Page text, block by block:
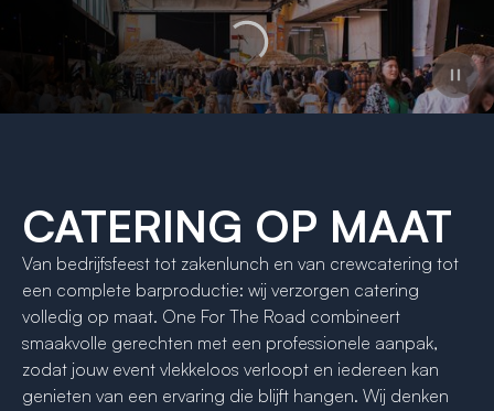
CATERING OP MAAT
Van bedrijfsfeest tot zakenlunch en van crewcatering tot
een complete barproductie: wij verzorgen catering
volledig op maat. One For The Road combineert
smaakvolle gerechten met een professionele aanpak,
zodat jouw event vlekkeloos verloopt en iedereen kan
genieten van een ervaring die blijft hangen. Wij denken